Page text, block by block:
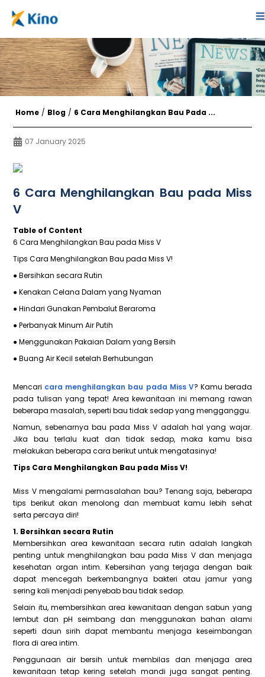
Home / Blog / 6 Cara Menghilangkan Bau Pada ...
07 January 2025
6 Cara Menghilangkan Bau pada Miss
V
Table of Content
6 Cara Menghilangkan Bau pada Miss V
Tips Cara Menghilangkan Bau pada Miss V!
● Bersihkan secara Rutin
● Kenakan Celana Dalam yang Nyaman
● Hindari Gunakan Pembalut Beraroma
● Perbanyak Minum Air Putih
● Menggunakan Pakaian Dalam yang Bersih
● Buang Air Kecil setelah Berhubungan
Mencari cara menghilangkan bau pada Miss V? Kamu berada
pada tulisan yang tepat! Area kewanitaan ini memang rawan
beberapa masalah, seperti bau tidak sedap yang mengganggu.
Namun, sebenarnya bau pada Miss V adalah hal yang wajar.
Jika bau terlalu kuat dan tidak sedap, maka kamu bisa
melakukan beberapa cara berikut untuk mengatasinya!
Tips Cara Menghilangkan Bau pada Miss V!
Miss V mengalami permasalahan bau? Tenang saja, beberapa
tips berikut akan menolong dan membuat kamu lebih sehat
serta percaya diri!
1. Bersihkan secara Rutin
Membersihkan area kewanitaan secara rutin adalah langkah
penting untuk menghilangkan bau pada Miss V dan menjaga
kesehatan organ intim. Kebersihan yang terjaga dengan baik
dapat mencegah berkembangnya bakteri atau jamur yang
sering kali menjadi penyebab bau tidak sedap.
Selain itu, membersihkan area kewanitaan dengan sabun yang
lembut dan pH seimbang dan menggunakan bahan alami
seperti daun sirih dapat membantu menjaga keseimbangan
flora di area intim.
Penggunaan air bersih untuk membilas dan menjaga area
kewanitaan tetap kering setelah mandi juga sangat penting.